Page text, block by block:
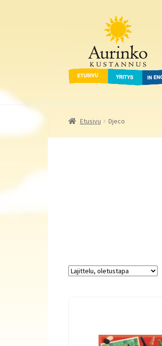
navigointiin
Aurinko
Etusivu Yritys In
Etusivu Djeco